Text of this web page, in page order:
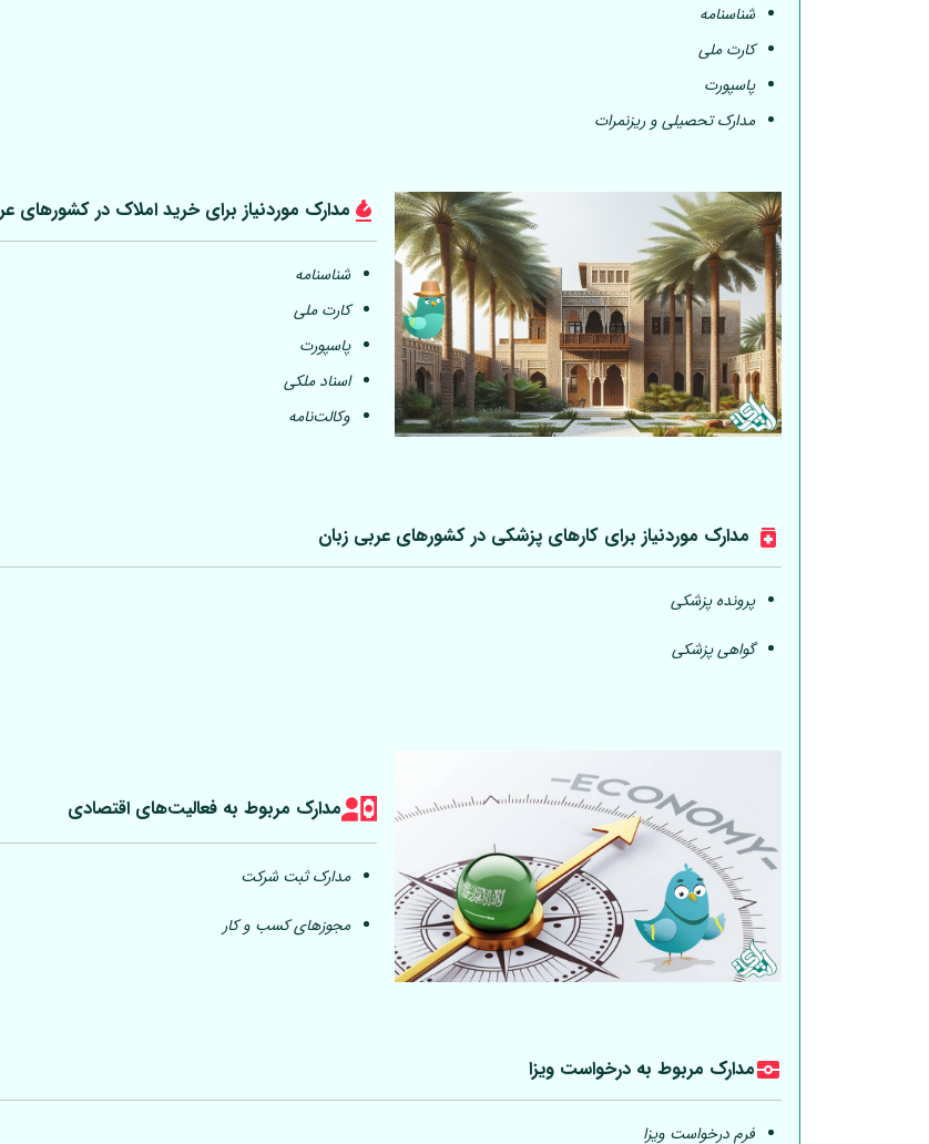
شناسنامه
کارت ملی
پاسپورت
مدارک تحصیلی و ریزنمرات
مدارک موردنیاز برای خرید املاک در کشورهای
شناسنامه
کارت ملی
پاسپورت
اسناد ملکی
وکالت‌نامه
مدارک موردنیاز برای کارهای پزشکی در کشورهای عربی زبان
پرونده پزشکی
گواهی پزشکی
مدارک مربوط به فعالیت‎‌های اقتصادی
مدارک ثبت شرکت
مجوزهای کسب و کار
مدارک مربوط به درخواست ویزا
فرم درخواست ویزا